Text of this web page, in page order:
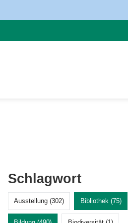
Schlagwort
Ausstellung (302) Bibliothek (75)